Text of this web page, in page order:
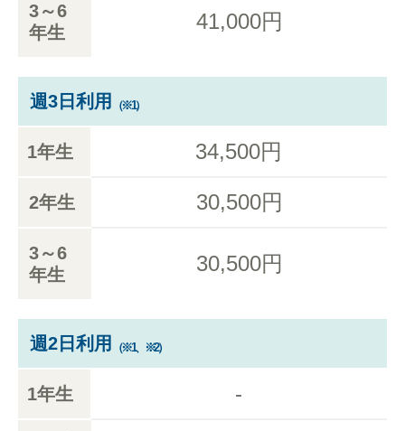
3～6
年生
41,000円
週3日利用 （※1）
1年生 34,500円
2年生 30,500円
3～6
年生
30,500円
週2日利用 （※1、※2）
1年生 -